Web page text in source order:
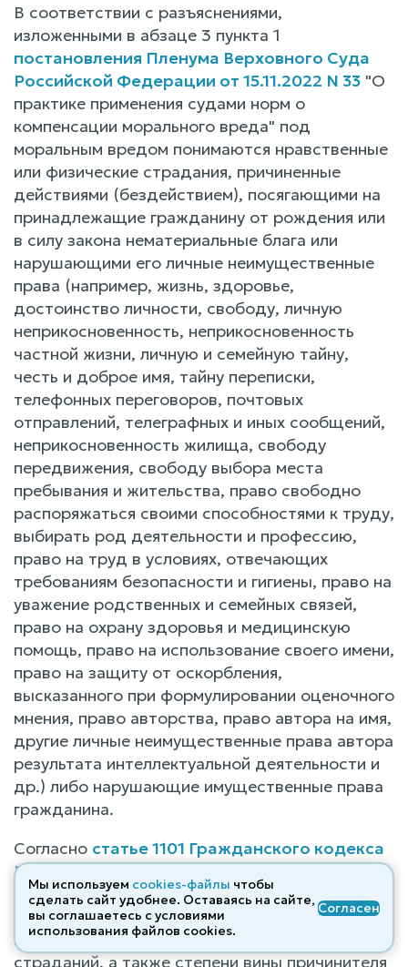
В соответствии с разъяснениями,
изложенными в абзаце 3 пункта 1
постановления Пленума Верховного Суда
Российской Федерации от 15.11.2022 N 33 "О
практике применения судами норм о
компенсации морального вреда" под
моральным вредом понимаются нравственные
или физические страдания, причиненные
действиями (бездействием), посягающими на
принадлежащие гражданину от рождения или
в силу закона нематериальные блага или
нарушающими его личные неимущественные
права (например, жизнь, здоровье,
достоинство личности, свободу, личную
неприкосновенность, неприкосновенность
частной жизни, личную и семейную тайну,
честь и доброе имя, тайну переписки,
телефонных переговоров, почтовых
отправлений, телеграфных и иных сообщений,
неприкосновенность жилища, свободу
передвижения, свободу выбора места
пребывания и жительства, право свободно
распоряжаться своими способностями к труду,
выбирать род деятельности и профессию,
право на труд в условиях, отвечающих
требованиям безопасности и гигиены, право на
уважение родственных и семейных связей,
право на охрану здоровья и медицинскую
помощь, право на использование своего имени,
право на защиту от оскорбления,
высказанного при формулировании оценочного
мнения, право авторства, право автора на имя,
другие личные неимущественные права автора
результата интеллектуальной деятельности и
др.) либо нарушающие имущественные права
гражданина.
Согласно статье 1101 Гражданского кодекса
Российской Федерацииразмер компенсации
морального вреда определяется судом в
зависимости от характера причиненных
потерпевшему физических и нравственных
страданий, а также степени вины причинителя
Мы используем cookies-файлы чтобы
сделать сайт удобнее. Оставаясь на сайте,
вы соглашаетесь с условиями
использования файлов cооkies.
Согласен